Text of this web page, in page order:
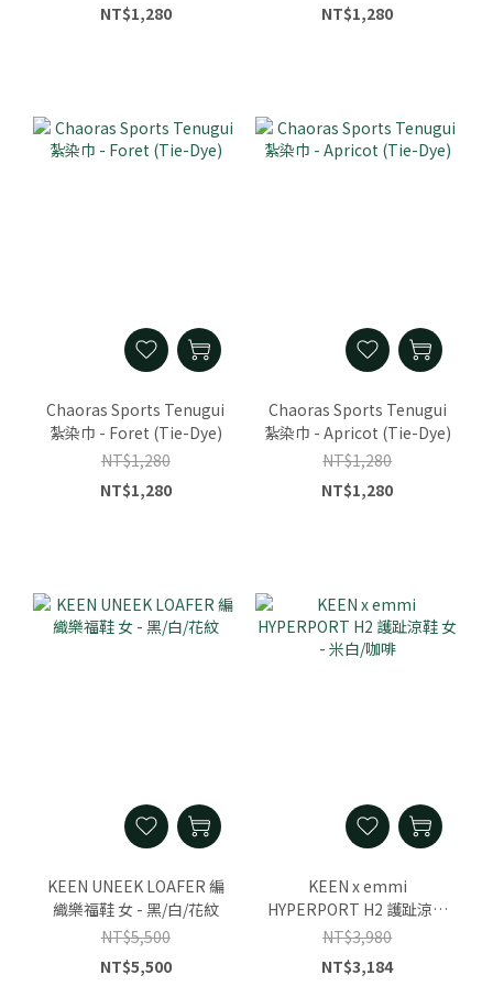
NT$1,280
NT$1,280
Chaoras Sports Tenugui
紮染巾 - Foret (Tie-Dye)
NT$1,280
NT$1,280
Chaoras Sports Tenugui
紮染巾 - Apricot (Tie-Dye)
NT$1,280
NT$1,280
KEEN UNEEK LOAFER 編
織樂福鞋 女 - 黑/白/花紋
NT$5,500
NT$5,500
KEEN x emmi
HYPERPORT H2 護趾涼鞋
女 - 米白/咖啡
NT$3,980
NT$3,184